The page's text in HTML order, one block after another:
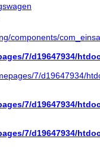
components/
7/d19647934/
7/d19647934/
7/d19647934/
7/d19647934/